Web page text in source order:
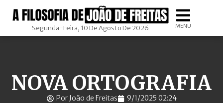
Segunda-Feira, 10 De Agosto De 2026 MENU
NOVA ORTOGRAFIA
Por João de Freitas 9/1/2025 02:24